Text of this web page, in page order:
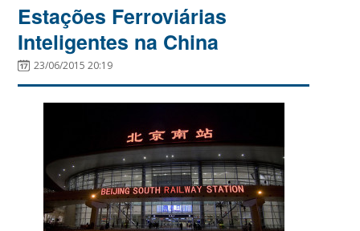
Estações Ferroviárias
Inteligentes na China
23/06/2015 20:19